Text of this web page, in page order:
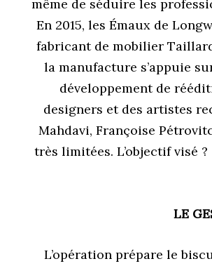
même de séduire les
En 2015, les Émaux de
fabricant de mobilier
la manufacture s’appuie
développement de
designers et des artistes
Mahdavi, Françoise
très limitées. L’objectif visé
LE
L’opération prépare le